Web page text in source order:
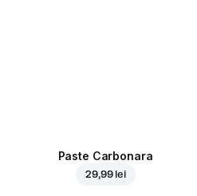
Paste Carbonara
29,99 lei